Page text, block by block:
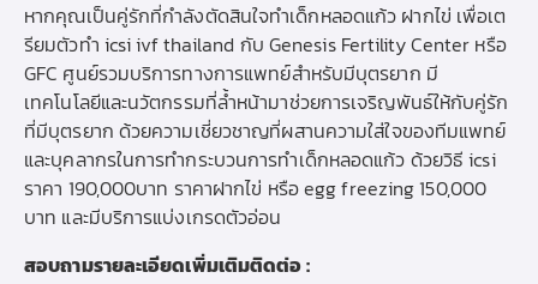
หากคุณเป็นคู่รักที่กำลังตัดสินใจทำเด็กหลอดแก้ว ฝากไข่ เพื่อเต
รียมตัวทํา icsiivf thailand กับ Genesis Fertility Center หรือ
GFC ศูนย์รวมบริการทางการแพทย์สำหรับมีบุตรยาก มี
เทคโนโลยีและนวัตกรรมที่ล้ำหน้ามาช่วยการเจริญพันธ์ให้กับคู่รัก
ที่มีบุตรยาก ด้วยความเชี่ยวชาญที่ผสานความใส่ใจของทีมแพทย์
และบุคลากรในการทำกระบวนการทำเด็กหลอดแก้ว ด้วยวิธีicsi
ราคา 190,000บาท ราคาฝากไข่ หรือ egg freezing 150,000
บาท และมีบริการแบ่งเกรดตัวอ่อน
สอบถามรายละเอียดเพิ่มเติมติดต่อ :